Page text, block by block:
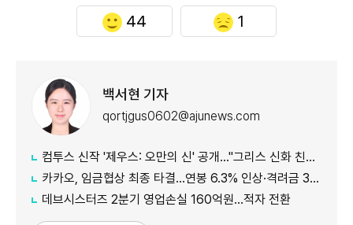
44 1
백서현 기자
qortjgus0602@ajunews.com
컴투스 신작 '제우스: 오만의 신' 공개…"그리스 신화 친숙함에 신선함 더했다"
카카오, 임금협상 최종 타결…연봉 6.3% 인상·격려금 300만원
데브시스터즈 2분기 영업손실 160억원…적자 전환